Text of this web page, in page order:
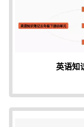
英语知